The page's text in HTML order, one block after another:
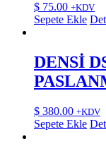
$ 75.00 +KDV
Sepete Ekle
DENSİ
$ 380.00 +KDV
Sepete Ekle